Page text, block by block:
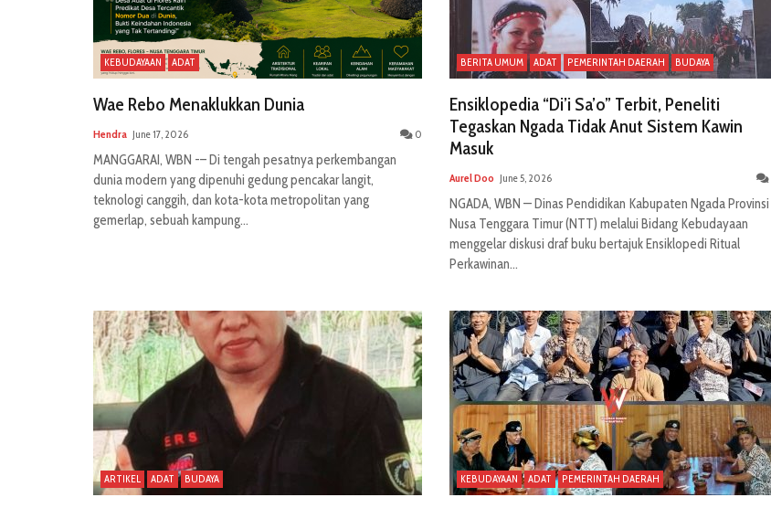
KEBUDAYAAN ADAT
Wae Rebo Menaklukkan Dunia
Hendra June 17, 2026 0
MANGGARAI, WBN -– Di tengah pesatnya perkembangan
dunia modern yang dipenuhi gedung pencakar langit,
teknologi canggih, dan kota-kota metropolitan yang
gemerlap, sebuah kampung...
BERITA UMUM ADAT PEMERINTAH DAERAH BUDAYA
Ensiklopedia “Di’i Sa’o” Terbit, Peneliti
Tegaskan Ngada Tidak Anut Sistem Kawin
Masuk
Aurel Doo June 5, 2026
NGADA, WBN — Dinas Pendidikan Kabupaten Ngada Provinsi
Nusa Tenggara Timur (NTT) melalui Bidang Kebudayaan
menggelar diskusi draf buku bertajuk Ensiklopedi Ritual
Perkawinan...
ARTIKEL ADAT BUDAYA KEBUDAYAAN ADAT PEMERINTAH DAERAH